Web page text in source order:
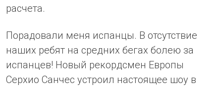
расчета.
Порадовали меня испанцы. В отсутствие
наших ребят на средних бегах болею за
испанцев! Новый рекордсмен Европы
Серхио Санчес устроил настоящее шоу в